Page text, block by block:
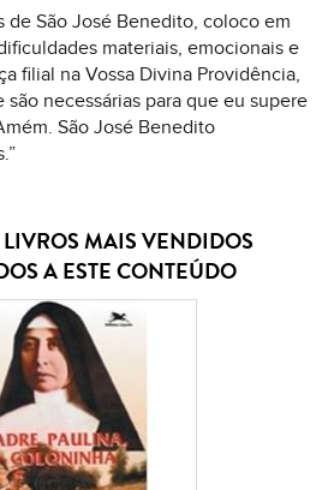
de São José Benedito, coloco em
materiais, emocionais e
filial na Vossa Divina Providência,
são necessárias para que eu supere
São José Benedito
MAIS VENDIDOS
A ESTE CONTEÚDO